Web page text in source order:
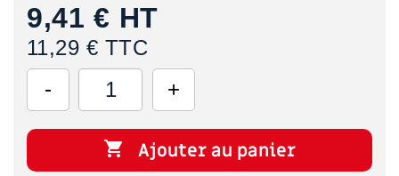
9,41 € HT
11,29 € TTC
 Ajouter au panier